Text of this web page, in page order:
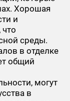
Хорошая
и
среды.
в отделке
общий
могут
в